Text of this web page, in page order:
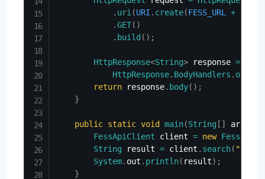
. uri (URI . create(FESS_URL +
.GET( )
. build ( ) ;
HttpResponse<String> response =
HttpResponse. BodyHandlers .
return response. body( ) ;
}
public static void main(String [ ] args
FessApiClient client = new
String result = client . search(
System. out . println( result) ;
}